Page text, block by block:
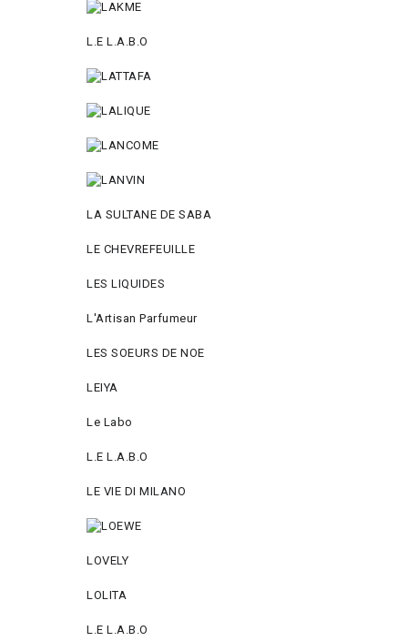
L.E L.A.B.O
LA SULTANE DE SABA
LE CHEVREFEUILLE
LES LIQUIDES
L'Artisan Parfumeur
LES SOEURS DE NOE
LEIYA
Le Labo
L.Е L.А.B.О
LE VIE DI MILANO
LOVELY
LOLITA
L.E L.A.B.O